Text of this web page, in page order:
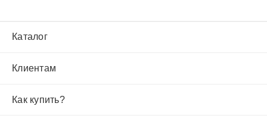
Каталог
Клиентам
Как купить?